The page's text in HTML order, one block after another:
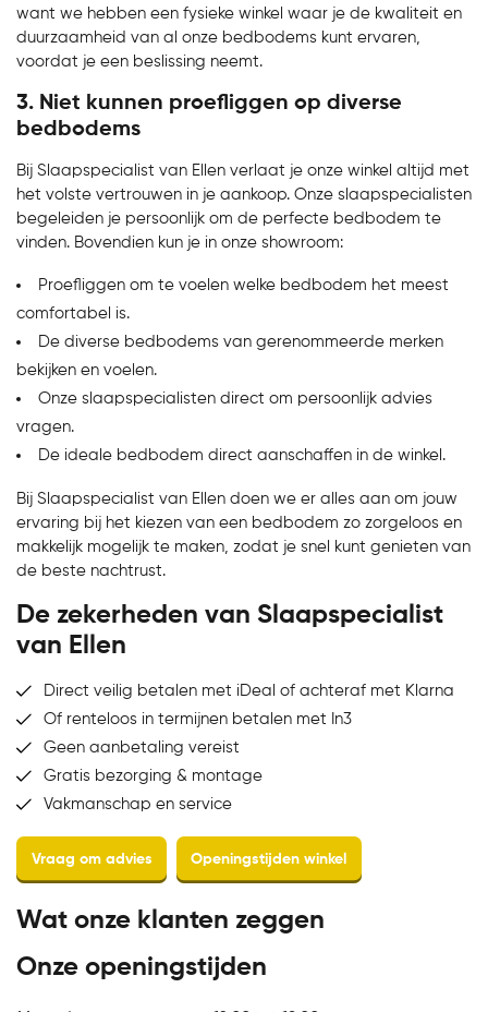
want we hebben een fysieke winkel waar je de kwaliteit en
duurzaamheid van al onze bedbodems kunt ervaren,
voordat je een beslissing neemt.
3. Niet kunnen proefliggen op diverse
bedbodems
Bij Slaapspecialist van Ellen verlaat je onze winkel altijd met
het volste vertrouwen in je aankoop. Onze slaapspecialisten
begeleiden je persoonlijk om de perfecte bedbodem te
vinden. Bovendien kun je in onze showroom:
Proefliggen om te voelen welke bedbodem het meest
comfortabel is.
De diverse bedbodems van gerenommeerde merken
bekijken en voelen.
Onze slaapspecialisten direct om persoonlijk advies
vragen.
De ideale bedbodem direct aanschaffen in de winkel.
Bij Slaapspecialist van Ellen doen we er alles aan om jouw
ervaring bij het kiezen van een bedbodem zo zorgeloos en
makkelijk mogelijk te maken, zodat je snel kunt genieten van
de beste nachtrust.
De zekerheden van Slaapspecialist
van Ellen
Direct veilig betalen met iDeal of achteraf met Klarna
Of renteloos in termijnen betalen met In3
Geen aanbetaling vereist
Gratis bezorging & montage
Vakmanschap en service
Wat onze klanten zeggen
Onze openingstijden